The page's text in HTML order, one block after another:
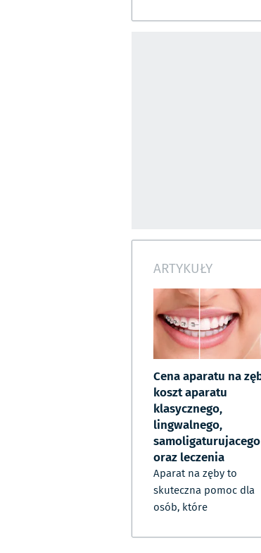
ARTYKUŁY
Cena aparatu na
koszt aparatu
klasycznego,
lingwalnego,
samoligaturujacego
oraz leczenia
Aparat na zęby to
skuteczna pomoc dla
osób, które